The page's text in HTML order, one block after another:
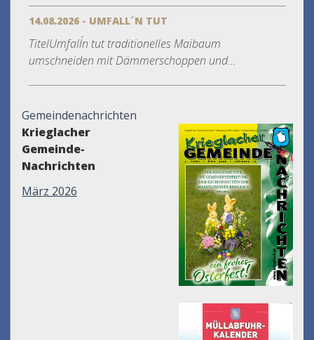
14.08.2026 - UMFALL´N TUT
TitelUmfall´n tut traditionelles Maibaum
umschneiden mit Dämmerschoppen und...
Gemeindenachrichten
Krieglacher
Gemeinde-
Nachrichten
März 2026